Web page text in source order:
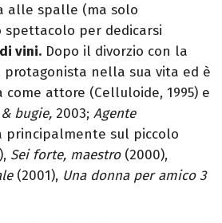
alle spalle (ma solo
per dedicarsi
vini. Dopo il divorzio con la
nella sua vita ed è
attore (Celluloide, 1995) e
bugie, 2003; Agente
principalmente sul piccolo
Sei forte, maestro(2000),
(2001), Una donna per amico 3